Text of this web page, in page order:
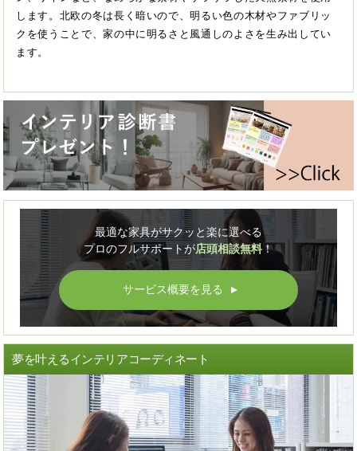
します。北欧の冬は長く暗いので、明るい色の木材やファブリッ
クを使うことで、家の中に明るさと風通しのよさを生み出してい
ます。
最適な家具がサクッと楽に選べる
プロのフルサポートが店頭相談無料！
サービス概要を見る ▲
夢を叶えるインテリアコーディネート